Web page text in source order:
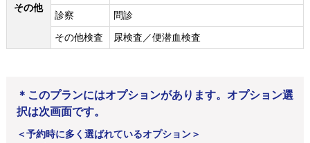
その他
診察
問診
その他検査
尿検査／便潜血検査
＊このプランにはオプションがあります。オプション選
択は次画面です。
＜予約時に多く選ばれているオプション＞